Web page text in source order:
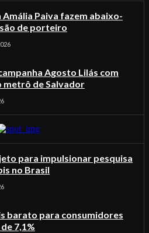
Paiva fazem abaixo-
de porteiro
Agosto Lilás com
metrô de Salvador
para impulsionar pesquisa
no Brasil
barato para consumidores
7,1%